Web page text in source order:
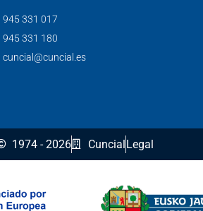
945 331 017
945 331 180
cuncial@cuncial.es
1974 - 2026 CuncialLegal